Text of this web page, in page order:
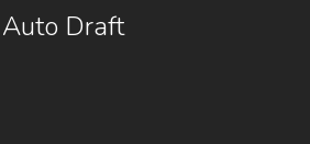
Auto Draft